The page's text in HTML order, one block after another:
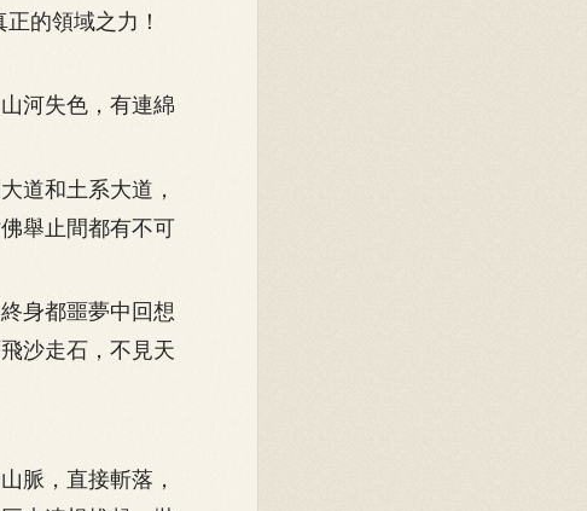
的領域之力！
河失色，有連綿
道和土系大道，
舉止間都有不可
身都噩夢中回想
沙走石，不見天
脈，直接斬落，